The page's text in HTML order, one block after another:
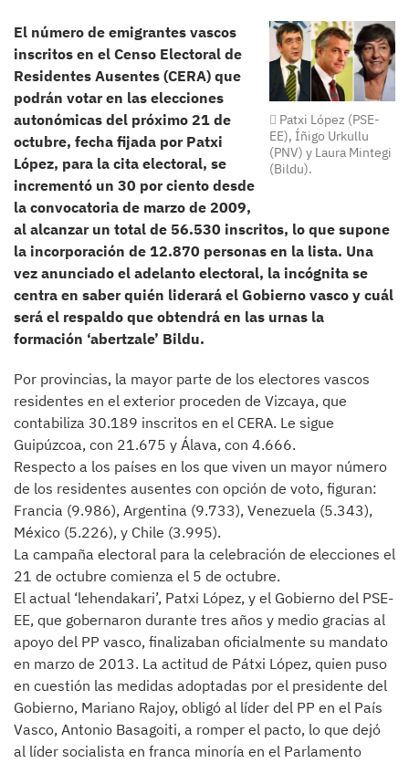
Patxi López (PSE-
EE), Íñigo Urkullu
(PNV) y Laura Mintegi
(Bildu).
El número de emigrantes vascos
inscritos en el Censo Electoral de
Residentes Ausentes (CERA) que
podrán votar en las elecciones
autonómicas del próximo 21 de
octubre, fecha fijada por Patxi
López, para la cita electoral, se
incrementó un 30 por ciento desde
la convocatoria de marzo de 2009,
al alcanzar un total de 56.530 inscritos, lo que supone
la incorporación de 12.870 personas en la lista. Una
vez anunciado el adelanto electoral, la incógnita se
centra en saber quién liderará el Gobierno vasco y cuál
será el respaldo que obtendrá en las urnas la
formación ‘abertzale’ Bildu.
Por provincias, la mayor parte de los electores vascos
residentes en el exterior proceden de Vizcaya, que
contabiliza 30.189 inscritos en el CERA. Le sigue
Guipúzcoa, con 21.675 y Álava, con 4.666.
Respecto a los países en los que viven un mayor número
de los residentes ausentes con opción de voto, figuran:
Francia (9.986), Argentina (9.733), Venezuela (5.343),
México (5.226), y Chile (3.995).
La campaña electoral para la celebración de elecciones el
21 de octubre comienza el 5 de octubre.
El actual ‘lehendakari’, Patxi López, y el Gobierno del PSE-
EE, que gobernaron durante tres años y medio gracias al
apoyo del PP vasco, finalizaban oficialmente su mandato
en marzo de 2013. La actitud de Pátxi López, quien puso
en cuestión las medidas adoptadas por el presidente del
Gobierno, Mariano Rajoy, obligó al líder del PP en el País
Vasco, Antonio Basagoiti, a romper el pacto, lo que dejó
al líder socialista en franca minoría en el Parlamento